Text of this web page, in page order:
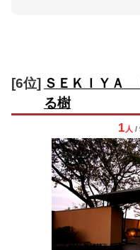
[6位] ＳＥＫＩＹＡ
る樹
1 人 /